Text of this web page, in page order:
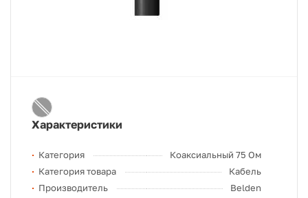
Характеристики
Категория
Коаксиальный 75 Ом
Категория товара
Кабель
Производитель
Belden